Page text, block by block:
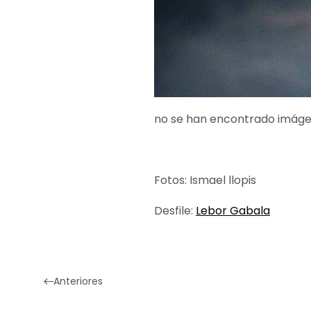
no se han encontrado
Fotos: Ismael llopis
Desfile: Lebor Gabala
Anteriores